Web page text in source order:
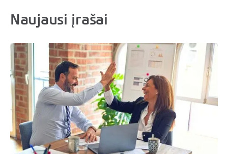
Naujausi įrašai